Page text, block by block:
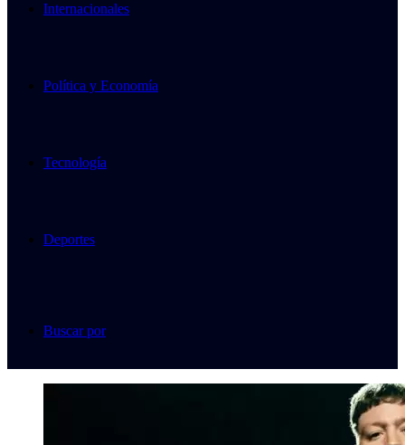
Internacionales
Política y Economía
Tecnología
Deportes
Buscar por